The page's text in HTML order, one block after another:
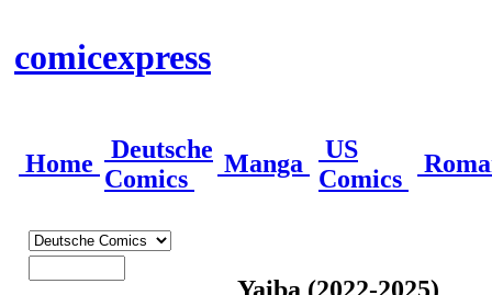
comicexpress
Home
Deutsche
Comics
Manga
US
Comics